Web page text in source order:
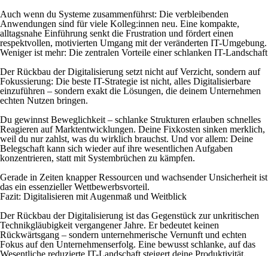
Auch wenn du Systeme zusammenführst: Die verbleibenden
Anwendungen sind für viele Kolleg:innen neu. Eine kompakte,
alltagsnahe Einführung senkt die Frustration und fördert einen
respektvollen, motivierten Umgang mit der veränderten IT-Umgebung.
Weniger ist mehr: Die zentralen Vorteile einer schlanken IT-Landschaft
Der Rückbau der Digitalisierung setzt nicht auf Verzicht, sondern auf
Fokussierung: Die beste IT-Strategie ist nicht, alles Digitalisierbare
einzuführen – sondern exakt die Lösungen, die deinem Unternehmen
echten Nutzen bringen.
Du gewinnst Beweglichkeit – schlanke Strukturen erlauben schnelles
Reagieren auf Marktentwicklungen. Deine Fixkosten sinken merklich,
weil du nur zahlst, was du wirklich brauchst. Und vor allem: Deine
Belegschaft kann sich wieder auf ihre wesentlichen Aufgaben
konzentrieren, statt mit Systembrüchen zu kämpfen.
Gerade in Zeiten knapper Ressourcen und wachsender Unsicherheit ist
das ein essenzieller Wettbewerbsvorteil.
Fazit: Digitalisieren mit Augenmaß und Weitblick
Der Rückbau der Digitalisierung ist das Gegenstück zur unkritischen
Technikgläubigkeit vergangener Jahre. Er bedeutet keinen
Rückwärtsgang – sondern unternehmerische Vernunft und echten
Fokus auf den Unternehmenserfolg. Eine bewusst schlanke, auf das
Wesentliche reduzierte IT-Landschaft steigert deine Produktivität,